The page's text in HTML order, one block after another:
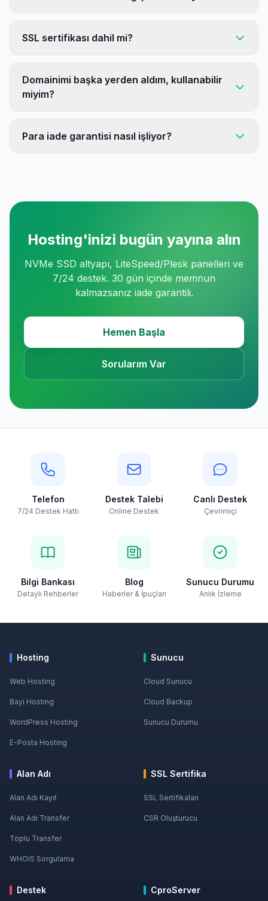
SSL sertifikası dahil mi?
Domainimi başka yerden aldım, kullanabilir
miyim?
Para iade garantisi nasıl işliyor?
Hosting'inizi bugün yayına alın
NVMe SSD altyapı, LiteSpeed/Plesk panelleri ve
7/24 destek. 30 gün içinde memnun
kalmazsanız iade garantili.
Hemen Başla
Sorularım Var
Telefon
7/24 Destek Hattı
Destek Talebi
Online Destek
Canlı Destek
Çevrimiçi
Bilgi Bankası
Detaylı Rehberler
Blog
Haberler & İpuçları
Sunucu Durumu
Anlık İzleme
Hosting
Web Hosting
Bayi Hosting
WordPress Hosting
E-Posta Hosting
Sunucu
Cloud Sunucu
Cloud Backup
Sunucu Durumu
Alan Adı
Alan Adı Kayıt
Alan Adı Transfer
Toplu Transfer
WHOIS Sorgulama
SSL Sertifika
SSL Sertifikaları
CSR Oluşturucu
Destek CproServer